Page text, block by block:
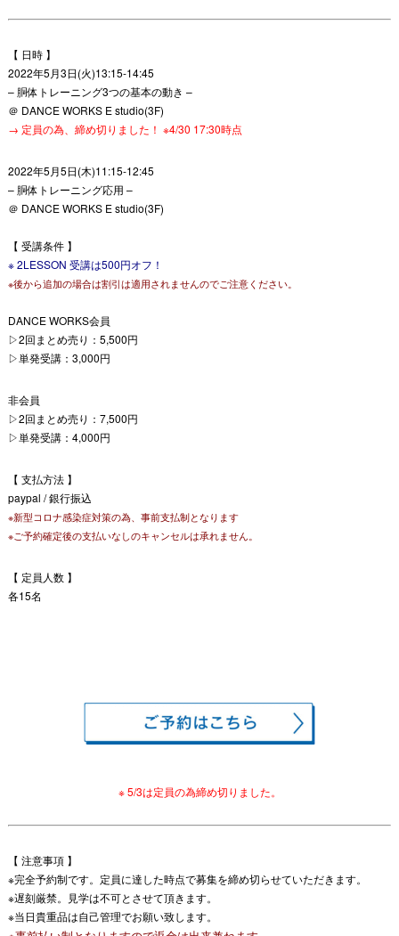
【 日時 】
2022年5月3日(火)13:15-14:45
– 胴体トレーニング3つの基本の動き –
＠ DANCE WORKS E studio(3F)
→ 定員の為、締め切りました！ ※4/30 17:30時点
2022年5月5日(木)11:15-12:45
– 胴体トレーニング応用 –
＠ DANCE WORKS E studio(3F)
【 受講条件 】
※ 2LESSON 受講は500円オフ！
※後から追加の場合は割引は適用されませんのでご注意ください。
DANCE WORKS会員
▷2回まとめ売り：5,500円
▷単発受講：3,000円
非会員
▷2回まとめ売り：7,500円
▷単発受講：4,000円
【 支払方法 】
paypal / 銀行振込
※新型コロナ感染症対策の為、事前支払制となります
※ご予約確定後の支払いなしのキャンセルは承れません。
【 定員人数 】
各15名
※ 5/3は定員の為締め切りました。
【 注意事項 】
※完全予約制です。定員に達した時点で募集を締め切らせていただきます。
※遅刻厳禁。見学は不可とさせて頂きます。
※当日貴重品は自己管理でお願い致します。